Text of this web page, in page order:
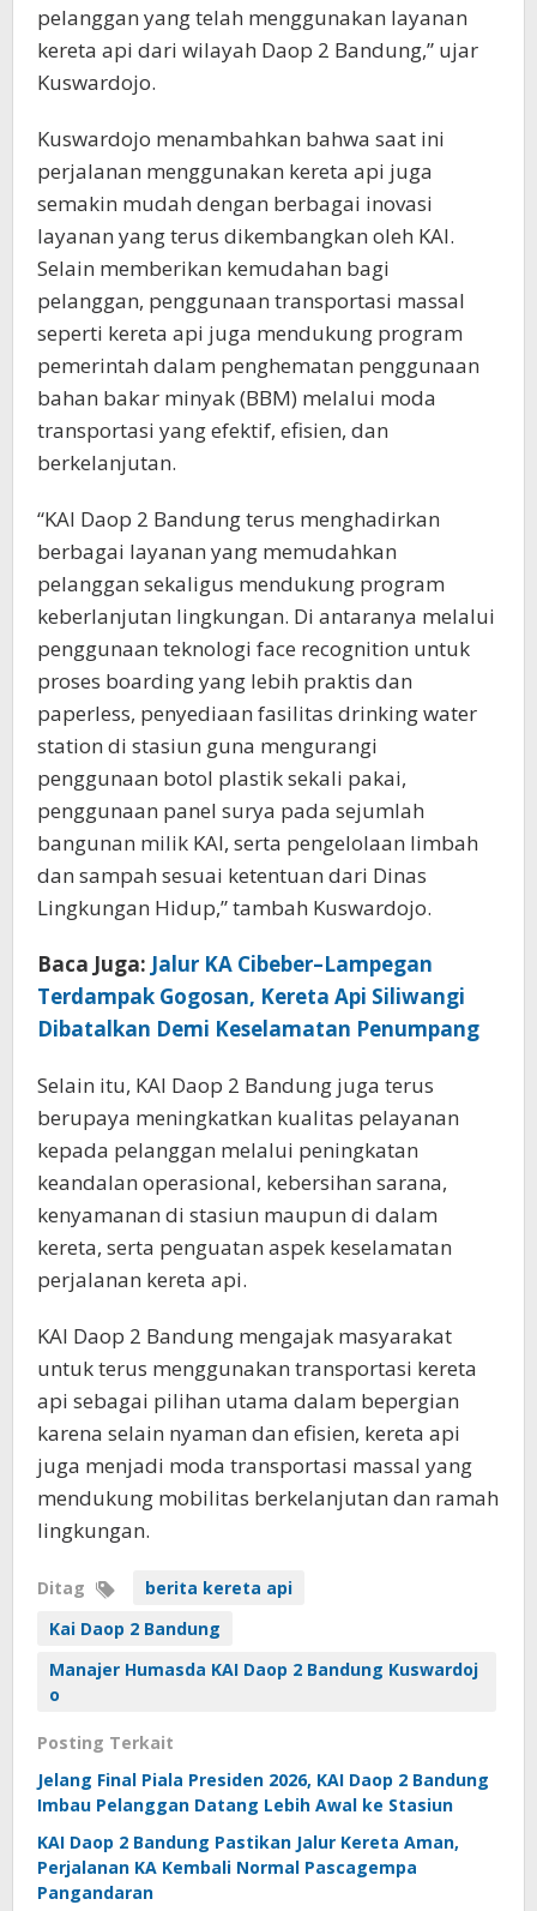
pelanggan yang telah menggunakan layanan
kereta api dari wilayah Daop 2 Bandung,” ujar
Kuswardojo.
Kuswardojo menambahkan bahwa saat ini
perjalanan menggunakan kereta api juga
semakin mudah dengan berbagai inovasi
layanan yang terus dikembangkan oleh KAI.
Selain memberikan kemudahan bagi
pelanggan, penggunaan transportasi massal
seperti kereta api juga mendukung program
pemerintah dalam penghematan penggunaan
bahan bakar minyak (BBM) melalui moda
transportasi yang efektif, efisien, dan
berkelanjutan.
“KAI Daop 2 Bandung terus menghadirkan
berbagai layanan yang memudahkan
pelanggan sekaligus mendukung program
keberlanjutan lingkungan. Di antaranya melalui
penggunaan teknologi face recognition untuk
proses boarding yang lebih praktis dan
paperless, penyediaan fasilitas drinking water
station di stasiun guna mengurangi
penggunaan botol plastik sekali pakai,
penggunaan panel surya pada sejumlah
bangunan milik KAI, serta pengelolaan limbah
dan sampah sesuai ketentuan dari Dinas
Lingkungan Hidup,” tambah Kuswardojo.
Baca Juga: Jalur KA Cibeber–Lampegan
Terdampak Gogosan, Kereta Api Siliwangi
Dibatalkan Demi Keselamatan Penumpang
Selain itu, KAI Daop 2 Bandung juga terus
berupaya meningkatkan kualitas pelayanan
kepada pelanggan melalui peningkatan
keandalan operasional, kebersihan sarana,
kenyamanan di stasiun maupun di dalam
kereta, serta penguatan aspek keselamatan
perjalanan kereta api.
KAI Daop 2 Bandung mengajak masyarakat
untuk terus menggunakan transportasi kereta
api sebagai pilihan utama dalam bepergian
karena selain nyaman dan efisien, kereta api
juga menjadi moda transportasi massal yang
mendukung mobilitas berkelanjutan dan ramah
lingkungan.
Ditag
berita kereta api
Kai Daop 2 Bandung
Manajer Humasda KAI Daop 2 Bandung Kuswardoj
o
Posting Terkait
Jelang Final Piala Presiden 2026, KAI Daop 2 Bandung
Imbau Pelanggan Datang Lebih Awal ke Stasiun
KAI Daop 2 Bandung Pastikan Jalur Kereta Aman,
Perjalanan KA Kembali Normal Pascagempa
Pangandaran